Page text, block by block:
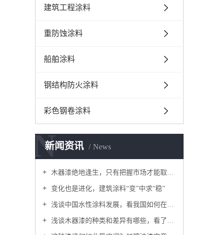
建筑工程涂料
重防蚀涂料
船舶涂料
钢结构防火涂料
彩色钢卷涂料
新闻资讯 News
N
木器漆绝地逢生，只有把握市场才能取得胜利！
变化也是进化，建筑涂料“变”中求“稳”
浅谈中国水性涂料发展，看我国如何在水性涂料市场做大做强
浅谈木器漆的种类和差异有哪些，看了你就能分清